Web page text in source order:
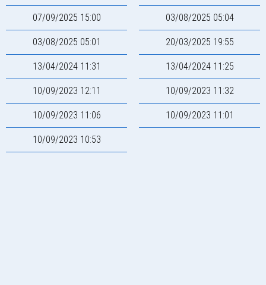
07/09/2025 15:00 03/08/2025 05:04
03/08/2025 05:01 20/03/2025 19:55
13/04/2024 11:31 13/04/2024 11:25
10/09/2023 12:11 10/09/2023 11:32
10/09/2023 11:06 10/09/2023 11:01
10/09/2023 10:53